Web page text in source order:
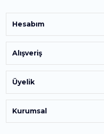
Hesabım
Alışveriş
Üyelik
Kurumsal